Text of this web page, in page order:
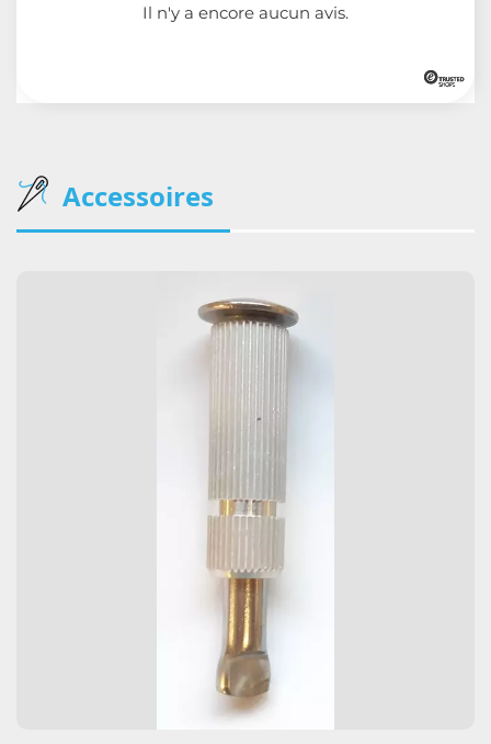
Il n'y a encore aucun avis.
Accessoires